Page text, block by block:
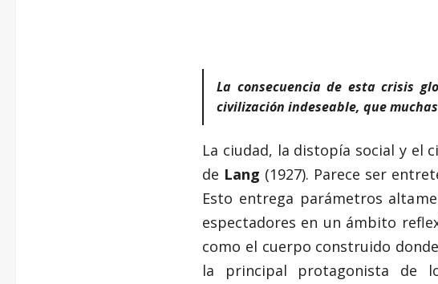
La consecuencia de esta crisis
civilización indeseable, que
La ciudad, la distopía social y el
de Lang (1927). Parece ser
Esto entrega parámetros
espectadores en un ámbito
como el cuerpo construido
la principal protagonista de